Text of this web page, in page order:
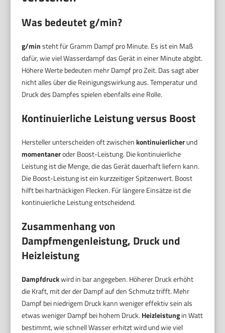
Was bedeutet g/min?
g/minsteht für Gramm Dampf pro Minute. Es ist ein Maß
dafür, wie viel Wasserdampf das Gerät in einer Minute abgibt.
Höhere Werte bedeuten mehr Dampf pro Zeit. Das sagt aber
nicht alles über die Reinigungswirkung aus. Temperatur und
Druck des Dampfes spielen ebenfalls eine Rolle.
Kontinuierliche Leistung versus Boost
Hersteller unterscheiden oft zwischenkontinuierlicherund
momentaneroder Boost-Leistung. Die kontinuierliche
Leistung ist die Menge, die das Gerät dauerhaft liefern kann.
Die Boost-Leistung ist ein kurzzeitiger Spitzenwert. Boost
hilft bei hartnäckigen Flecken. Für längere Einsätze ist die
kontinuierliche Leistung entscheidend.
Zusammenhang von
Dampfmengenleistung, Druck und
Heizleistung
Dampfdruckwird in bar angegeben. Höherer Druck erhöht
die Kraft, mit der der Dampf auf den Schmutz trifft. Mehr
Dampf bei niedrigem Druck kann weniger effektiv sein als
etwas weniger Dampf bei hohem Druck. Heizleistungin Watt
bestimmt, wie schnell Wasser erhitzt wird und wie viel